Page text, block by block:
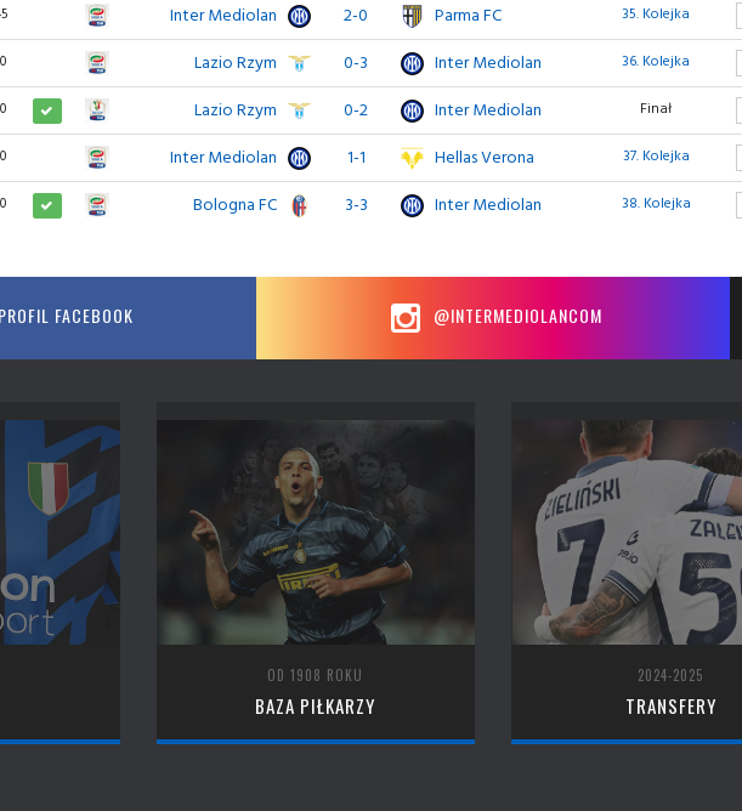
Inter Mediolan 2-0 Parma FC 35. Kolejka
Lazio Rzym 0-3 Inter Mediolan 36. Kolejka
Lazio Rzym 0-2 Inter Mediolan Finał
Inter Mediolan 1-1 Hellas Verona 37. Kolejka
Bologna FC 3-3 Inter Mediolan 38. Kolejka
FACEBOOK @INTERMEDIOLANCOM
OD 1908 ROKU
BAZA PIŁKARZY
2024-2025
TRANSFERY